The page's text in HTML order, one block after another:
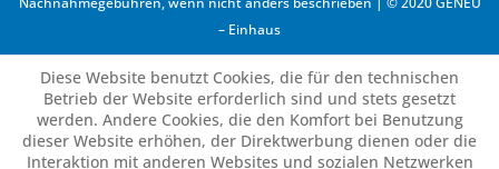
– Einhaus
Diese Website benutzt Cookies, die für den technischen
Betrieb der Website erforderlich sind und stets gesetzt
werden. Andere Cookies, die den Komfort bei Benutzung
dieser Website erhöhen, der Direktwerbung dienen oder die
Interaktion mit anderen Websites und sozialen Netzwerken